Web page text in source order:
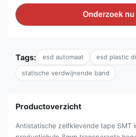
Onderzoek nu
Tags: esd automaat esd plastic
statische verdwijnende band
Productoverzicht
Antistatische zelfklevende tape SMT